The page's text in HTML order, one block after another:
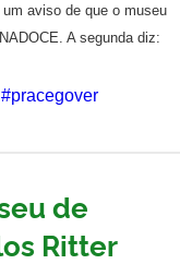
aviso de que o museu
A segunda diz:
#pracegover
de
Ritter